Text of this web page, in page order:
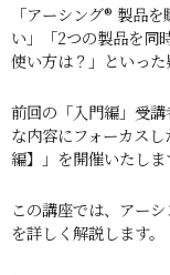
「アーシング® 製品
い」「2つの製品を同
使い方は？」といっ
前回の「入門編」受
な内容にフォーカス
編】」を開催いたしま
この講座では、アー
を詳しく解説します。